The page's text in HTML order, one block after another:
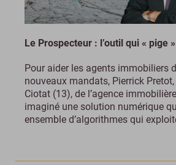
Le Prospecteur : l’outil qui « pige
Pour aider les agents immobiliers
nouveaux mandats, Pierrick
Ciotat (13), de l’agence
imaginé une solution numérique
ensemble d’algorithmes qui